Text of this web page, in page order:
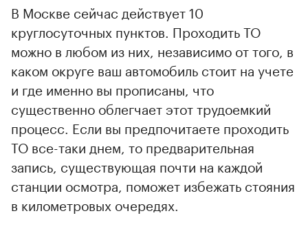
В Москве сейчас действует 10
круглосуточных пунктов. Проходить ТО
можно в любом из них, независимо от того, в
каком округе ваш автомобиль стоит на учете
и где именно вы прописаны, что
существенно облегчает этот трудоемкий
процесс. Если вы предпочитаете проходить
ТО все-таки днем, то предварительная
запись, существующая почти на каждой
станции осмотра, поможет избежать стояния
в километровых очередях.